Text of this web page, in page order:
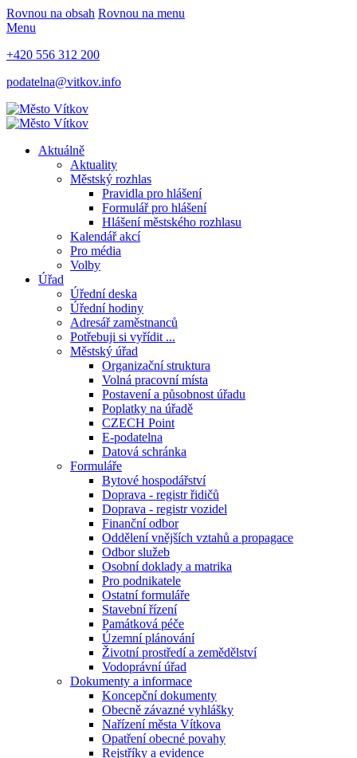
Rovnou na obsah Rovnou na menu
Menu
+420 556 312 200
podatelna@vitkov.info
Aktuálně
Aktuality
Městský rozhlas
Pravidla pro hlášení
Formulář pro hlášení
Hlášení městského rozhlasu
Kalendář akcí
Pro média
Volby
Úřad
Úřední deska
Úřední hodiny
Adresář zaměstnanců
Potřebuji si vyřídit ...
Městský úřad
Organizační struktura
Volná pracovní místa
Postavení a působnost úřadu
Poplatky na úřadě
CZECH Point
E-podatelna
Datová schránka
Formuláře
Bytové hospodářství
Doprava - registr řidičů
Doprava - registr vozidel
Finanční odbor
Oddělení vnějších vztahů a propagace
Odbor služeb
Osobní doklady a matrika
Pro podnikatele
Ostatní formuláře
Stavební řízení
Památková péče
Územní plánování
Životní prostředí a zemědělství
Vodoprávní úřad
Dokumenty a informace
Koncepční dokumenty
Obecně závazné vyhlášky
Nařízení města Vítkova
Opatření obecné povahy
Rejstříky a evidence